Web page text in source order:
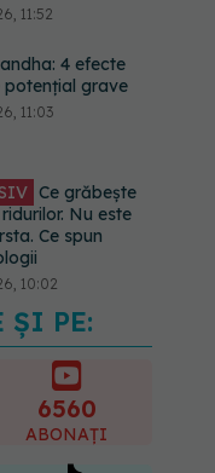
11:52
4 efecte
potențial grave
11:03
Ce grăbește
Nu este
Ce spun
10:02
dezvăluie
care i-a
viața: Am cancer
intrat în
ȘI PE:
6560
ABONAȚI